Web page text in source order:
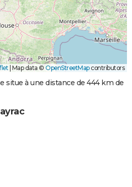
Map data © OpenStreetMapcontributors
situe à une distance de 444 km de